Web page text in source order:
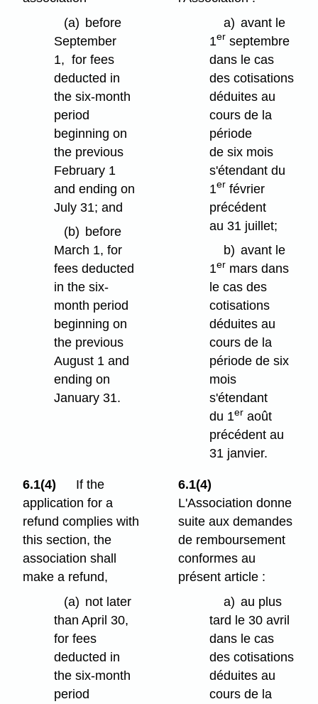
(a) before
September
1, for fees
deducted in
the six-month
period
beginning on
the previous
February 1
and ending on
July 31; and
(b) before
March 1, for
fees deducted
in the six-
month period
beginning on
the previous
August 1 and
ending on
January 31.
a) avant le
1er septembre
dans le cas
des cotisations
déduites au
cours de la
période
de six mois
s'étendant du
1er février
précédent
au 31 juillet;
b) avant le
1er mars dans
le cas des
cotisations
déduites au
cours de la
période de six
mois
s'étendant
du 1er août
précédent au
31 janvier.
6.1(4)
If the
application for a
refund complies with
this section, the
association shall
make a refund,
(a) not later
than April 30,
for fees
deducted in
the six-month
period
6.1(4)
L'Association donne
suite aux demandes
de remboursement
conformes au
présent article :
a) au plus
tard le 30 avril
dans le cas
des cotisations
déduites au
cours de la